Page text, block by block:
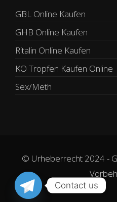
GBL Online Kaufen
GHB Online Kaufen
Ritalin Online Kaufen
KO Tropfen Kaufen Online
Sex/Meth
© Urheberrecht 2024 -
Contact us